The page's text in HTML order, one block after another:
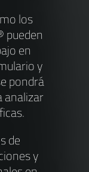
los
pueden
en
y
pondrá
analizar
de
y